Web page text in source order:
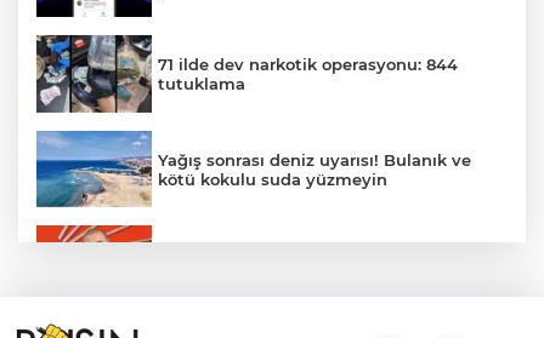
71 ilde dev narkotik operasyonu: 844
tutuklama
Yağış sonrası deniz uyarısı! Bulanık ve
kötü kokulu suda yüzmeyin